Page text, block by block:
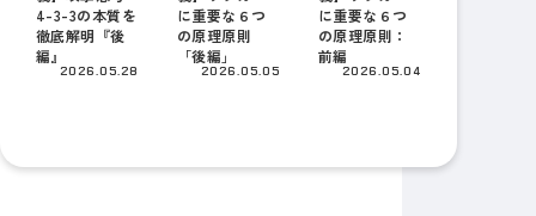
4-3-3の本質を
徹底解明『後
編』
2026.05.28
に重要な６つ
の原理原則
「後編」
2026.05.05
に重要な６つ
の原理原則：
前編
2026.05.04